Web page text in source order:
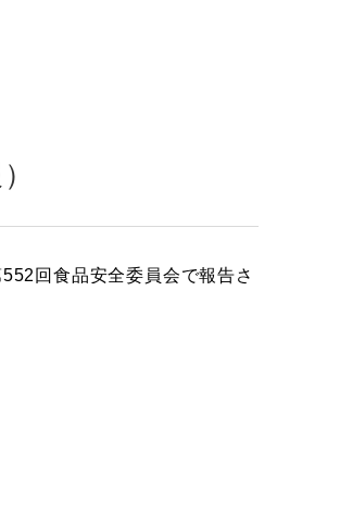
回食品安全委員会で報告さ